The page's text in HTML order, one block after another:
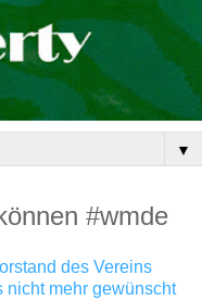
▼
#wmde
des Vereins
mehr gewünscht